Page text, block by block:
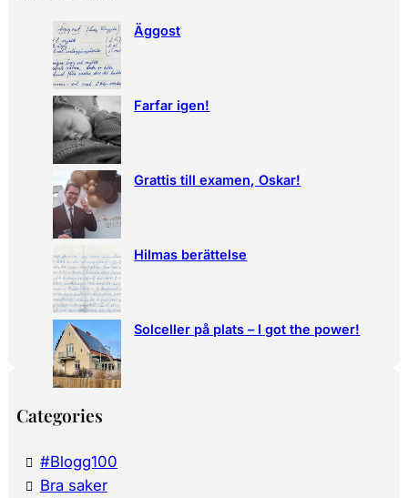
Äggost
Farfar igen!
Grattis till examen, Oskar!
Hilmas berättelse
Solceller på plats – I got the power!
Categories
#Blogg100
Bra saker